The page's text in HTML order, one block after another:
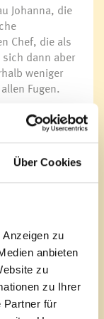
Über Cookies
zu
anbieten
zu
zu Ihrer
Partner für
Johanna, die
Chef, die als
dann aber
weniger
Fugen.
und
Insgesamt
Oktober 2017
und an der
2,00
2,50